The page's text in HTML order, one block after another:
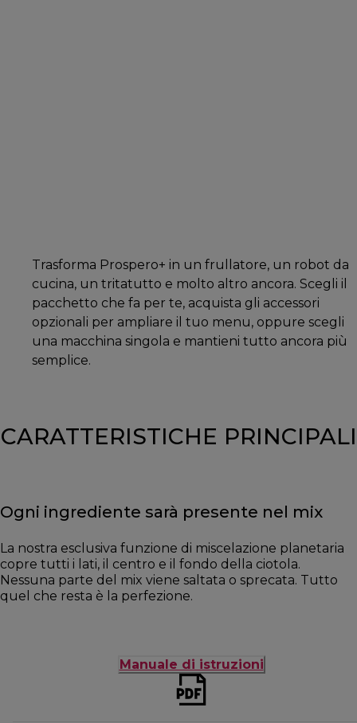
Trasforma Prospero+ in un frullatore, un robot da
cucina, un tritatutto e molto altro ancora. Scegli il
pacchetto che fa per te, acquista gli accessori
opzionali per ampliare il tuo menu, oppure scegli
una macchina singola e mantieni tutto ancora più
semplice.
CARATTERISTICHE PRINCIPALI
Ogni ingrediente sarà presente nel mix
La nostra esclusiva funzione di miscelazione planetaria
copre tutti i lati, il centro e il fondo della ciotola.
Nessuna parte del mix viene saltata o sprecata. Tutto
quel che resta è la perfezione.
Manuale di istruzioni